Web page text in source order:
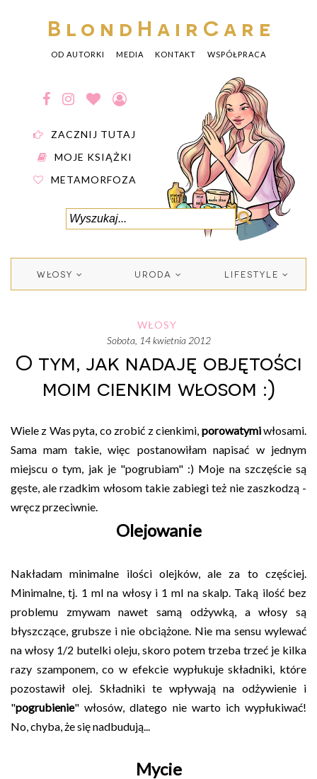
BlondHairCare
OD AUTORKI MEDIA KONTAKT WSPÓŁPRACA
ZACZNIJ TUTAJ
MOJE KSIĄŻKI
METAMORFOZA
WŁOSY URODA LIFESTYLE
WŁOSY
sobota, 14 kwietnia 2012
O tym, jak nadaję objętości
moim cienkim włosom :)
Wiele z Was pyta, co zrobić z cienkimi, porowatymiwłosami.
Sama mam takie, więc postanowiłam napisać w jednym
miejscu o tym, jak je "pogrubiam" :) Moje na szczęście są
gęste, ale rzadkim włosom takie zabiegi też nie zaszkodzą -
wręcz przeciwnie.
Olejowanie
Nakładam minimalne ilości olejków, ale za to częściej.
Minimalne, tj. 1 ml na włosy i 1 ml na skalp. Taką ilość bez
problemu zmywam nawet samą odżywką, a włosy są
błyszczące, grubsze i nie obciążone. Nie ma sensu wylewać
na włosy 1/2 butelki oleju, skoro potem trzeba trzeć je kilka
razy szamponem, co w efekcie wypłukuje składniki, które
pozostawił olej. Składniki te wpływają na odżywienie i
"pogrubienie" włosów, dlatego nie warto ich wypłukiwać!
No, chyba, że się nadbudują...
Mycie